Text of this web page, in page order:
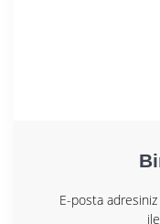
E-posta adresiniz